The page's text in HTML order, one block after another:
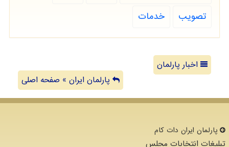
تصویب
خدمات
اخبار پارلمان
پارلمان ایران » صفحه اصلی
پارلمان ایران دات كام
تبلیغات انتخابات مجلس